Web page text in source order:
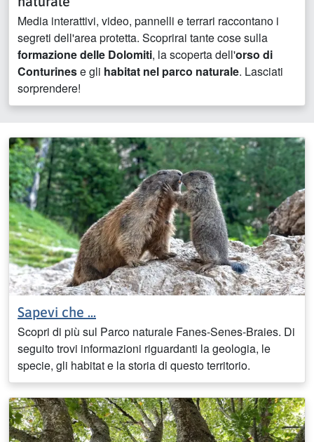
Media interattivi, video, pannelli e terrari raccontano i
segreti dell'area protetta. Scoprirai tante cose sulla
formazione delle Dolomiti, la scoperta dell'orso di
Conturinese gli habitat nel parco naturale. Lasciati
sorprendere!
Sapevi che ...
Scopri di più sul Parco naturale Fanes-Senes-Braies. Di
seguito trovi informazioni riguardanti la geologia, le
specie, gli habitat e la storia di questo territorio.